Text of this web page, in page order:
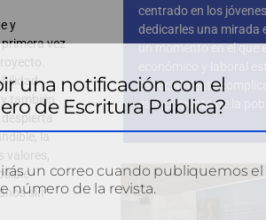
y
vez
también
despierta
la
valores,
sin
centrado en los
dedicarles una mirada
un momento en el que
económico y laboral
especialmente
este conjunto de la
una notificación con el
de Escritura Pública?
un correo cuando publiquemos el
número de la revista.